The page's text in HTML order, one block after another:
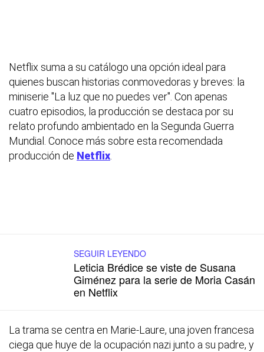
Netflix suma a su catálogo una opción ideal para
quienes buscan historias conmovedoras y breves: la
miniserie "La luz que no puedes ver". Con apenas
cuatro episodios, la producción se destaca por su
relato profundo ambientado en la Segunda Guerra
Mundial. Conoce más sobre esta recomendada
producción de Netflix
SEGUIR LEYENDO
Leticia Brédice se viste de Susana
Giménez para la serie de Moria Casán
en Netflix
La trama se centra en Marie-Laure, una joven francesa
ciega que huye de la ocupación nazi junto a su padre, y